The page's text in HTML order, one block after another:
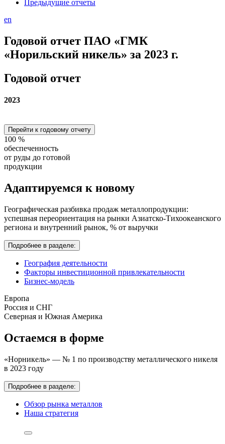
Предыдущие отчеты
en
Годовой отчет ПАО «ГМК
«Норильский никель» за 2023 г.
Годовой отчет
2023
Перейти к годовому отчету
100 %
обеспеченность
от руды до готовой
продукции
Адаптируемся к новому
Географическая разбивка продаж металлопродукции:
успешная переориентация на рынки Азиатско-Тихоокеанского
региона и внутренний рынок, % от выручки
Подробнее в разделе:
География деятельности
Факторы инвестиционной привлекательности
Бизнес-модель
Европа
Россия и СНГ
Северная и Южная Америка
Остаемся в форме
«Норникель» — № 1 по производству металлического никеля
в 2023 году
Подробнее в разделе:
Обзор рынка металлов
Наша стратегия